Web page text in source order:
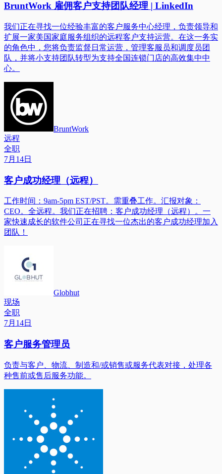
BruntWork 雇佣客户支持团队经理 | LinkedIn
我们正在寻找一位经验丰富的客户服务中心经理，负责领导和
扩展一家美国家庭服务组织的远程客户支持运营。在这一务实
的角色中，您将负责监督日常运营，管理客服员和调度员团
队，并将小支持团队转型为支持全国连锁门店的高效集中中
心。
BruntWork
远程
全职
7月14日
客户成功经理（远程）
工作时间：9am-5pm EST/PST。需重叠工作。汇报对象：
CEO。全远程。我们正在招聘：客户成功经理（远程）。一
家快速成长的软件公司正在寻找一位杰出的客户成功经理加入
团队！
Globhut
现场
全职
7月14日
客户服务管理员
负责与客户、物流、制造和/或销售或服务代表对接，处理各
种售前或售后服务功能。